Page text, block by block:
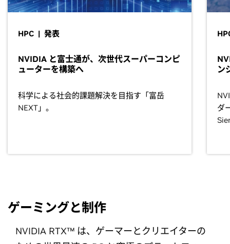
HPC | 発表
NVIDIA と富士通が、次世代スーパーコンピ
ューターを構築へ
科学による社会的課題解決を目指す「富岳
NEXT」。
ン
ダ
ゲーミングと制作
NVIDIA RTX™ は、ゲーマーとクリエイターの